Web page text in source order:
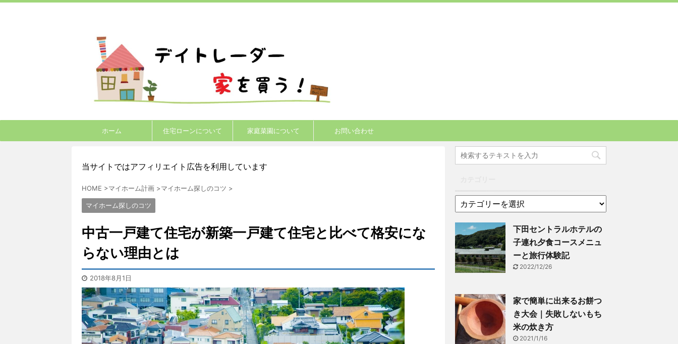
ホーム 住宅ローンについて 家庭菜園について お問い合わせ
当サイトではアフィリエイト広告を利用しています
HOME >マイホーム計画 >マイホーム探しのコツ >
マイホーム探しのコツ
中古一戸建て住宅が新築一戸建て住宅と比べて格安にな
らない理由とは
2018年8月1日
下田セントラルホテルの
子連れ夕食コースメニュ
ーと旅行体験記
2022/12/26
家で簡単に出来るお餅つ
き大会｜失敗しないもち
米の炊き方
2021/1/16